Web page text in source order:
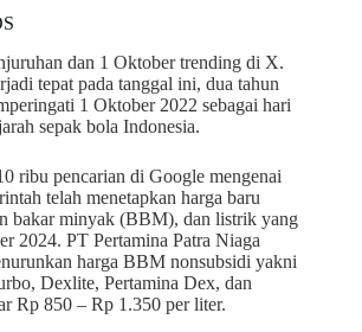
dan 1 Oktober trending di X.
tepat pada tanggal ini, dua tahun
1 Oktober 2022 sebagai hari
sepak bola Indonesia.
ribu pencarian di Google mengenai
telah menetapkan harga baru
bakar minyak (BBM), dan listrik yang
2024. PT Pertamina Patra Niaga
harga BBM nonsubsidi yakni
Dexlite, Pertamina Dex, dan
Rp 850 – Rp 1.350 per liter.